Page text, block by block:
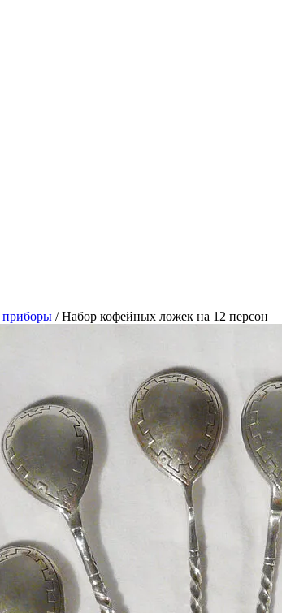
приборы / Набор кофейных ложек на 12 персон